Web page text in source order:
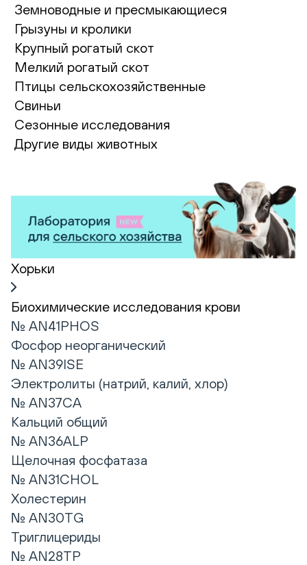
Земноводные и пресмыкающиеся
Грызуны и кролики
Крупный рогатый скот
Мелкий рогатый скот
Птицы сельскохозяйственные
Свиньи
Сезонные исследования
Другие виды животных
Хорьки
Биохимические исследования крови
№ AN41PHOS
Фосфор неорганический
№ AN39ISE
Электролиты (натрий, калий, хлор)
№ AN37CA
Кальций общий
№ AN36ALP
Щелочная фосфатаза
№ AN31CHOL
Холестерин
№ AN30TG
Триглицериды
№ AN28TP